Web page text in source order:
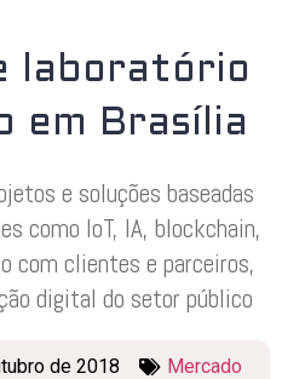
laboratório
em Brasília
e soluções baseadas
como IoT, IA, blockchain,
com clientes e parceiros,
digital do setor público
de 2018 Mercado